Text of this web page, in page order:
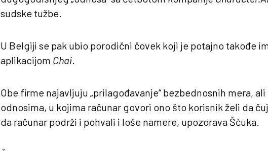
sudske tužbe.
U Belgiji se pak ubio porodični čovek koji je potajno takođe
aplikacijom Chai.
Obe firme najavljuju „prilagođavanje“ bezbednosnih mera,
odnosima, u kojima računar govori ono što korisnik želi da
da računar podrži i pohvali i loše namere, upozorava Ščuka.